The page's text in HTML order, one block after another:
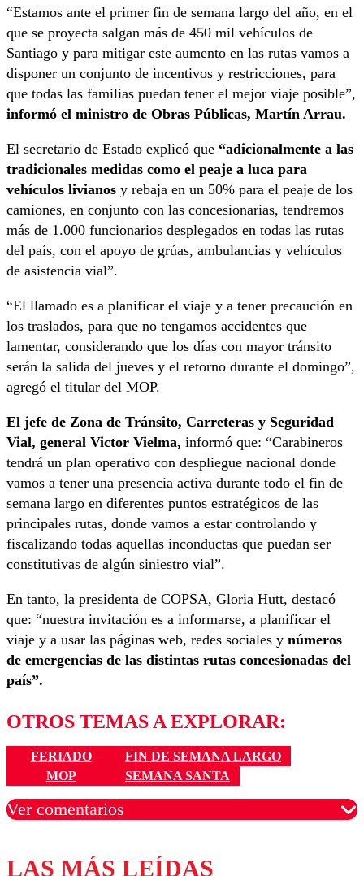
“Estamos ante el primer fin de semana largo del año, en el
que se proyecta salgan más de 450 mil vehículos de
Santiago y para mitigar este aumento en las rutas vamos a
disponer un conjunto de incentivos y restricciones, para
que todas las familias puedan tener el mejor viaje posible”,
informó el ministro de Obras Públicas, Martín Arrau.
El secretario de Estado explicó que “adicionalmente a las
tradicionales medidas como el peaje a luca para
vehículos livianos y rebaja en un 50% para el peaje de los
camiones, en conjunto con las concesionarias, tendremos
más de 1.000 funcionarios desplegados en todas las rutas
del país, con el apoyo de grúas, ambulancias y vehículos
de asistencia vial”.
“El llamado es a planificar el viaje y a tener precaución en
los traslados, para que no tengamos accidentes que
lamentar, considerando que los días con mayor tránsito
serán la salida del jueves y el retorno durante el domingo”,
agregó el titular del MOP.
El jefe de Zona de Tránsito, Carreteras y Seguridad
Vial, general Victor Vielma, informó que: “Carabineros
tendrá un plan operativo con despliegue nacional donde
vamos a tener una presencia activa durante todo el fin de
semana largo en diferentes puntos estratégicos de las
principales rutas, donde vamos a estar controlando y
fiscalizando todas aquellas inconductas que puedan ser
constitutivas de algún siniestro vial”.
En tanto, la presidenta de COPSA, Gloria Hutt, destacó
que: “nuestra invitación es a informarse, a planificar el
viaje y a usar las páginas web, redes sociales y números
de emergencias de las distintas rutas concesionadas del
país”.
OTROS TEMAS A EXPLORAR:
FERIADO
FIN DE SEMANA LARGO
MOP
SEMANA SANTA
Ver comentarios
Los comentarios son moderados para garantizar un
LAS MÁS LEÍDAS